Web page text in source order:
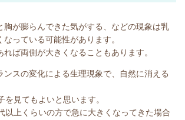
胸が膨らんできた気がする、などの現象は乳
っている可能性があります。
れば両側が大きくなることもあります。
ンスの変化による生理現象で、自然に消える
を見てもよいと思います。
以上くらいの方で急に大きくなってきた場合